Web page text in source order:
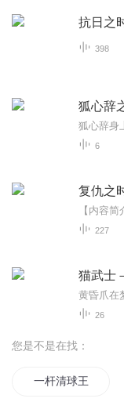
抗日之
398
狐心辞
6
复仇之
227
猫武士
26
您是不是在找：
一杆清球王